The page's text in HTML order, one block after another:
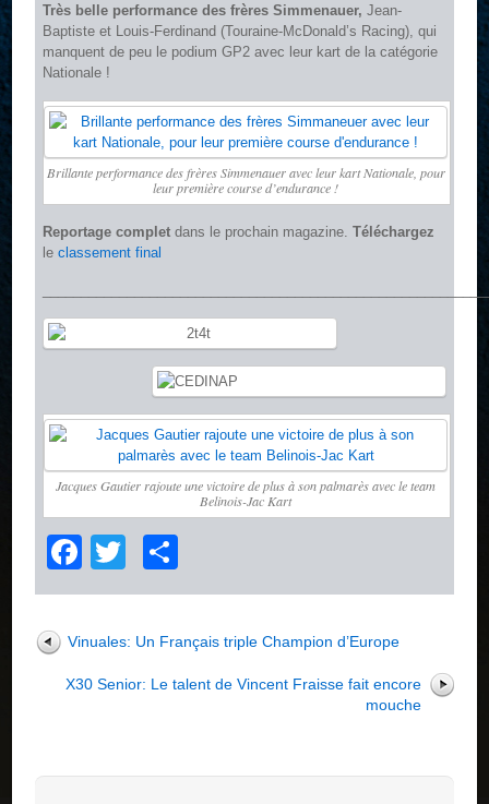
Très belle performance des frères Simmenauer, Jean-
Baptiste et Louis-Ferdinand (Touraine-McDonald’s Racing), qui
manquent de peu le podium GP2 avec leur kart de la catégorie
Nationale !
Brillante performance des frères Simmenauer avec leur kart Nationale, pour
leur première course d’endurance !
Reportage complet dans le prochain magazine.Téléchargez
leclassement final
Jacques Gautier rajoute une victoire de plus à son palmarès avec le team
Belinois-Jac Kart
Facebook
Twitter
Vinuales: Un Français triple Champion d’Europe
X30 Senior: Le talent de Vincent Fraisse fait encore
mouche